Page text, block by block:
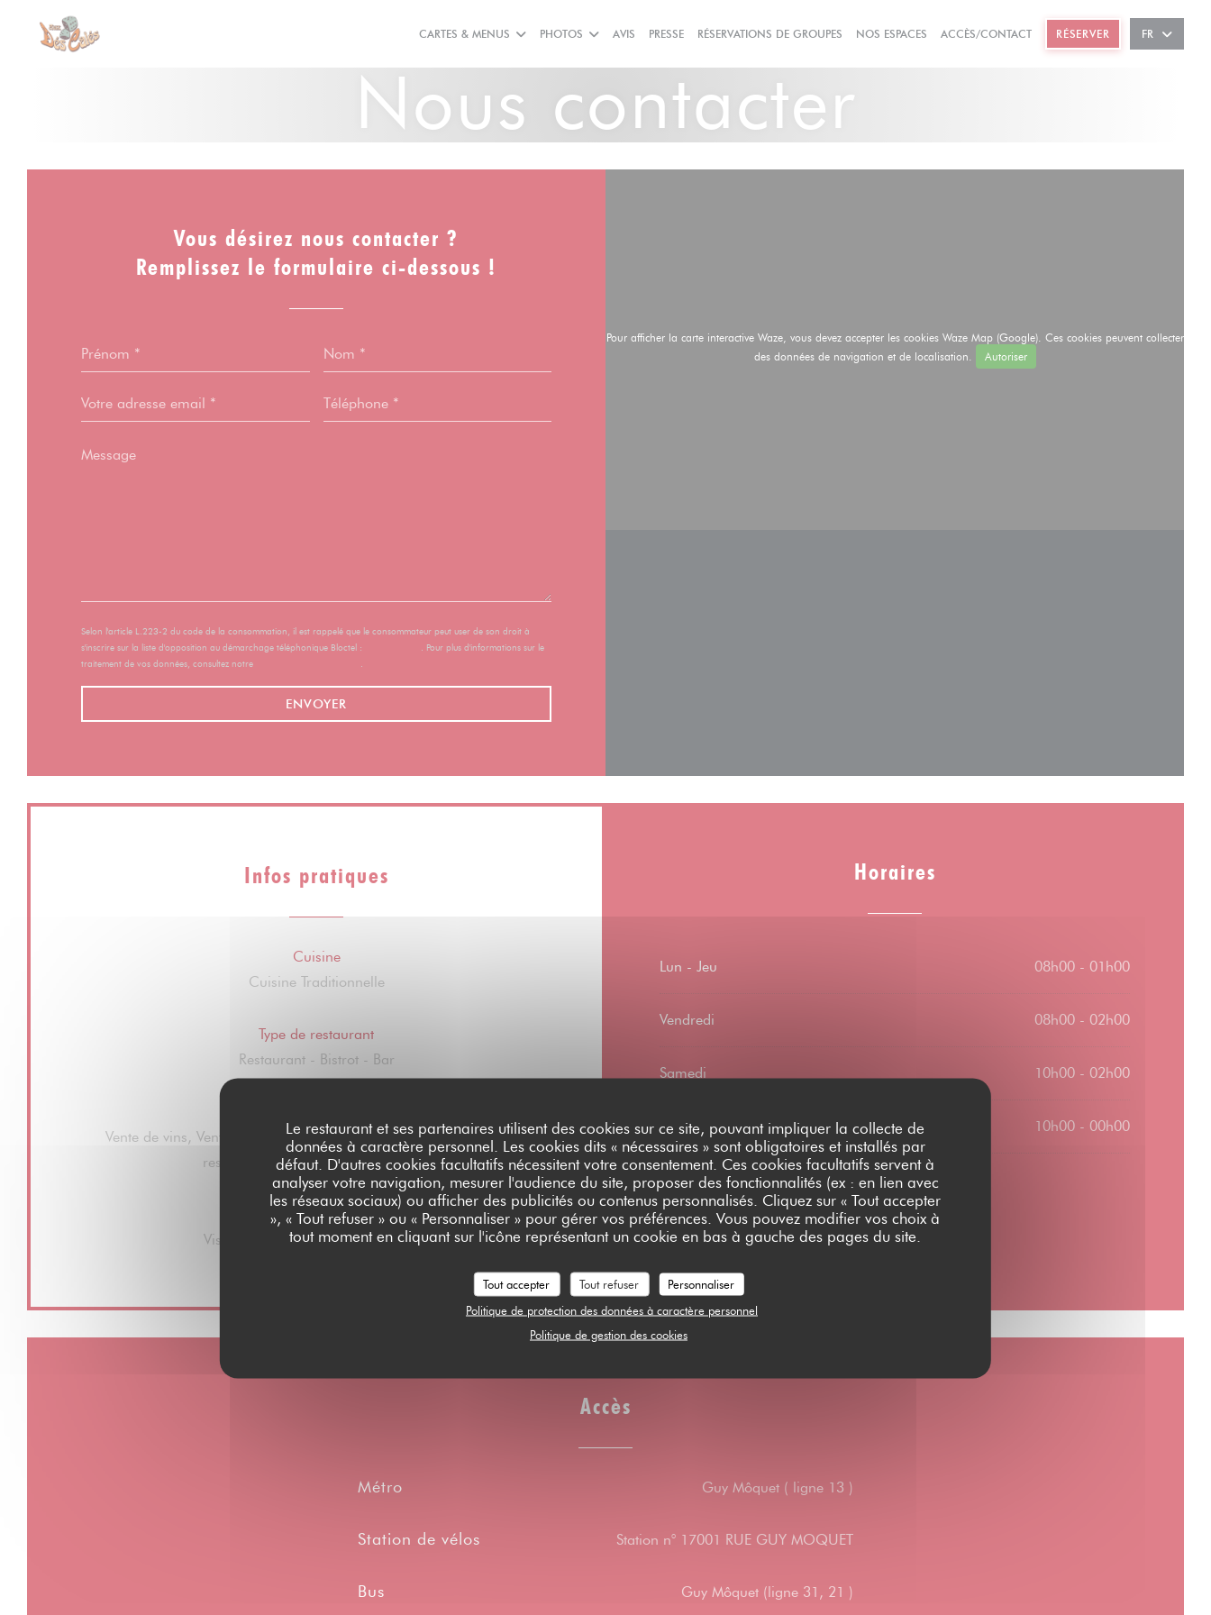
Personnalisation de vos choix en matière de cookies
Le restaurant et ses partenaires utilisent des cookies sur ce site, pouvant impliquer la collecte de
données à caractère personnel. Les cookies dits « nécessaires » sont obligatoires et installés par
défaut. D'autres cookies facultatifs nécessitent votre consentement. Ces cookies facultatifs servent à
analyser votre navigation, mesurer l'audience du site, proposer des fonctionnalités (ex : en lien avec
les réseaux sociaux) ou afficher des publicités ou contenus personnalisés. Cliquez sur « Tout accepter
», « Tout refuser » ou « Personnaliser » pour gérer vos préférences. Vous pouvez modifier vos choix à
tout moment en cliquant sur l'icône représentant un cookie en bas à gauche des pages du site.
Tout accepter Tout refuser
Personnaliser
Politique de protection des données à caractère personnel
Politique de gestion des cookies
CARTES & MENUS PHOTOS AVIS PRESSE RÉSERVATIONS DE GROUPES((OUVRE UNE NOUVELLE FENÊTRE))
NOS ESPACES((OUVRE UNE NOUVELLE FENÊTRE))
ACCÈS/CONTACT RÉSERVER FR
Nous contacter
Vous désirez nous contacter ?
Remplissez le formulaire ci-dessous !
Selon l'article L.223-2 du code de la consommation, il est rappelé que le consommateur peut user de son droit à
s'inscrire sur la liste d'opposition au démarchage téléphonique Bloctel :
. Pour plus d'informations sur le
traitement de vos données, consultez notre
.
Pour afficher la carte interactive Waze, vous devez accepter les cookies Waze Map (Google). Ces cookies peuvent collecter
des données de navigation et de localisation.
Autoriser
Infos pratiques
Cuisine
Cuisine Traditionnelle
Type de restaurant
Restaurant - Bistrot - Bar
Vente de vins, Vente à emporter, Terrasse d'été, Privatisation espace
restaurant et salle, Accès wifi gratuit
Moyens de paiement
Visa, Maestro, Espèces, Carte Bleue
Horaires
Lun - Jeu 08h00 - 01h00
Vendredi 08h00 - 02h00
Samedi 10h00 - 02h00
Dimanche 10h00 - 00h00
Accès
Métro Guy Môquet ( ligne 13 )
Station de vélos Station n° 17001 RUE GUY MOQUET
Bus Guy Môquet (ligne 31, 21 )